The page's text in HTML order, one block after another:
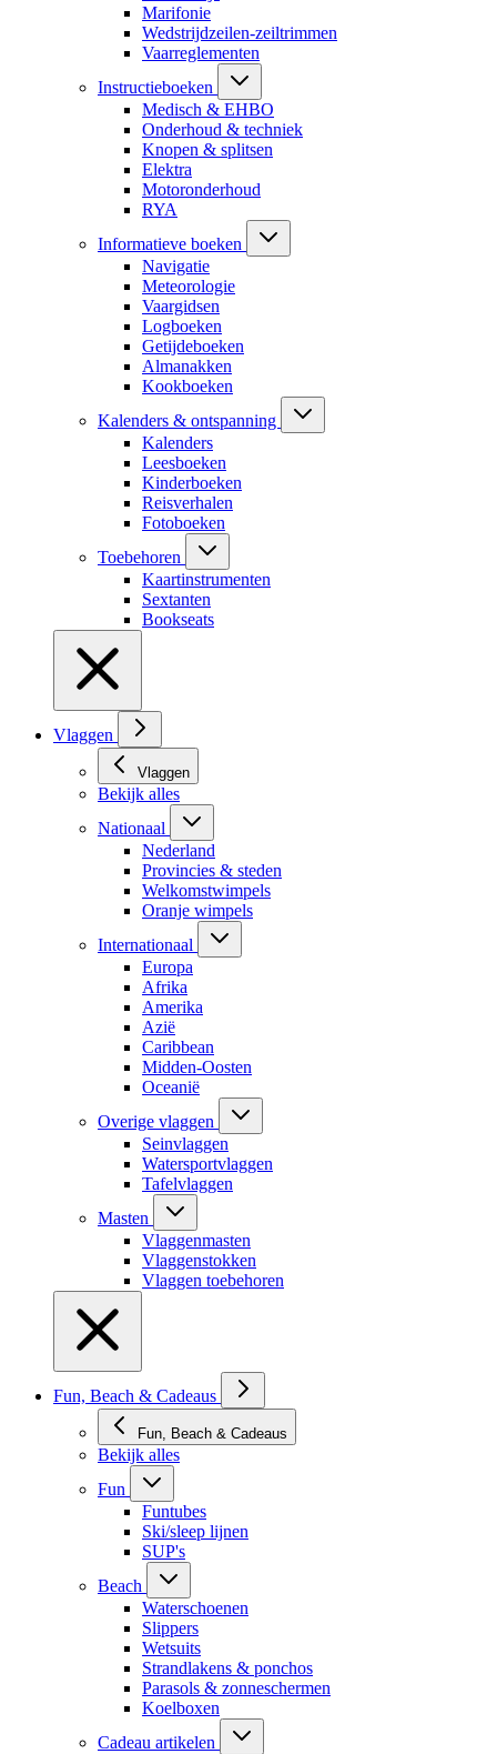
Marifonie
Wedstrijdzeilen-zeiltrimmen
Vaarreglementen
Instructieboeken
Medisch & EHBO
Onderhoud & techniek
Knopen & splitsen
Elektra
Motoronderhoud
RYA
Informatieve boeken
Navigatie
Meteorologie
Vaargidsen
Logboeken
Getijdeboeken
Almanakken
Kookboeken
Kalenders & ontspanning
Kalenders
Leesboeken
Kinderboeken
Reisverhalen
Fotoboeken
Toebehoren
Kaartinstrumenten
Sextanten
Bookseats
Vlaggen
Vlaggen
Bekijk alles
Nationaal
Nederland
Provincies & steden
Welkomstwimpels
Oranje wimpels
Internationaal
Europa
Afrika
Amerika
Azië
Caribbean
Midden-Oosten
Oceanië
Overige vlaggen
Seinvlaggen
Watersportvlaggen
Tafelvlaggen
Masten
Vlaggenmasten
Vlaggenstokken
Vlaggen toebehoren
Fun, Beach & Cadeaus
Fun, Beach & Cadeaus
Bekijk alles
Fun
Funtubes
Ski/sleep lijnen
SUP's
Beach
Waterschoenen
Slippers
Wetsuits
Strandlakens & ponchos
Parasols & zonneschermen
Koelboxen
Cadeau artikelen